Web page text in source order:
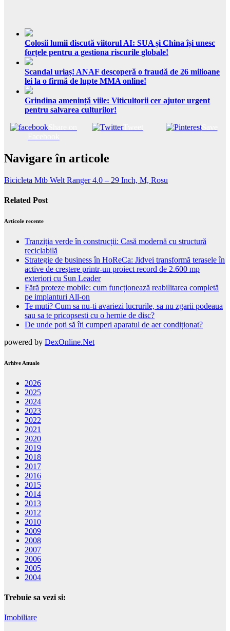
Colosii lumii discută viitorul AI: SUA și China își unesc
forțele pentru a gestiona riscurile globale!
Scandal uriaș! ANAF descoperă o fraudă de 26 milioane
lei la o firmă de lupte MMA online!
Grindina amenință viile: Viticultorii cer ajutor urgent
pentru salvarea culturilor!
Tweet Save
Navigare în articole
Bicicleta Mtb Welt Ranger 4.0 – 29 Inch, M, Rosu
Related Post
Articole recente
Tranziția verde în construcții: Casă modernă cu structură
reciclabilă
Strategie de business în HoReCa: Jidvei transformă terasele în
active de creștere printr-un proiect record de 2.600 mp
exteriori cu Sun Leader
Fără proteze mobile: cum funcționează reabilitarea completă
pe implanturi All-on
Te muti? Cum sa nu-ti avariezi lucrurile, sa nu zgarii podeaua
sau sa te pricopsesti cu o hernie de disc?
De unde poți să îți cumperi aparatul de aer condiționat?
powered by DexOnline.Net
Arhive Anuale
2026
2025
2024
2023
2022
2021
2020
2019
2018
2017
2016
2015
2014
2013
2012
2010
2009
2008
2007
2006
2005
2004
Trebuie sa vezi si:
Imobiliare